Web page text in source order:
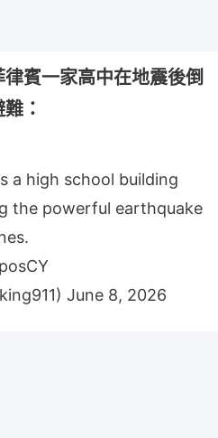
賓一家高中在地震後倒
：
a high school building
the powerful earthquake
June 8, 2026